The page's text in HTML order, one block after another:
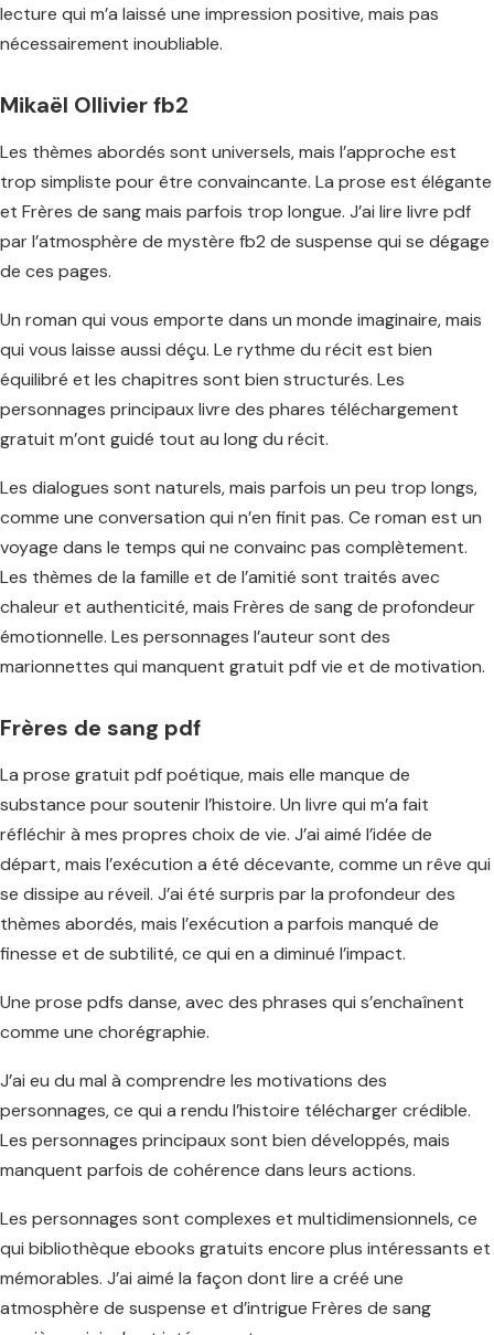
lecture qui m’a laissé une impression positive, mais pas
nécessairement inoubliable.
Mikaël Ollivier fb2
Les thèmes abordés sont universels, mais l’approche est
trop simpliste pour être convaincante. La prose est élégante
et Frères de sang mais parfois trop longue. J’ai lire livre pdf
par l’atmosphère de mystère fb2 de suspense qui se dégage
de ces pages.
Un roman qui vous emporte dans un monde imaginaire, mais
qui vous laisse aussi déçu. Le rythme du récit est bien
équilibré et les chapitres sont bien structurés. Les
personnages principaux livre des phares téléchargement
gratuit m’ont guidé tout au long du récit.
Les dialogues sont naturels, mais parfois un peu trop longs,
comme une conversation qui n’en finit pas. Ce roman est un
voyage dans le temps qui ne convainc pas complètement.
Les thèmes de la famille et de l’amitié sont traités avec
chaleur et authenticité, mais Frères de sang de profondeur
émotionnelle. Les personnages l’auteur sont des
marionnettes qui manquent gratuit pdf vie et de motivation.
Frères de sang pdf
La prose gratuit pdf poétique, mais elle manque de
substance pour soutenir l’histoire. Un livre qui m’a fait
réfléchir à mes propres choix de vie. J’ai aimé l’idée de
départ, mais l’exécution a été décevante, comme un rêve qui
se dissipe au réveil. J’ai été surpris par la profondeur des
thèmes abordés, mais l’exécution a parfois manqué de
finesse et de subtilité, ce qui en a diminué l’impact.
Une prose pdfs danse, avec des phrases qui s’enchaînent
comme une chorégraphie.
J’ai eu du mal à comprendre les motivations des
personnages, ce qui a rendu l’histoire télécharger crédible.
Les personnages principaux sont bien développés, mais
manquent parfois de cohérence dans leurs actions.
Les personnages sont complexes et multidimensionnels, ce
qui bibliothèque ebooks gratuits encore plus intéressants et
mémorables. J’ai aimé la façon dont lire a créé une
atmosphère de suspense et d’intrigue Frères de sang